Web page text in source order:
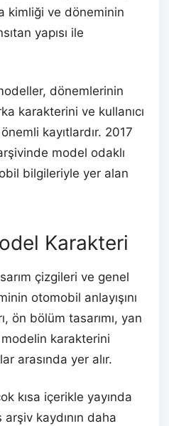
kimliği ve döneminin
yapısı ile
dönemlerinin
karakterini ve kullanıcı
kayıtlardır. 2017
model odaklı
bilgileriyle yer alan
Karakteri
çizgileri ve genel
otomobil anlayışını
ön bölüm tasarımı, yan
karakterini
arasında yer alır.
kısa içerikle yayında
kaydının daha